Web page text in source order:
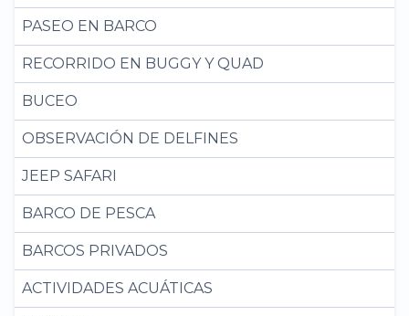
PASEO EN BARCO
RECORRIDO EN BUGGY Y QUAD
BUCEO
OBSERVACIÓN DE DELFINES
JEEP SAFARI
BARCO DE PESCA
BARCOS PRIVADOS
ACTIVIDADES ACUÁTICAS